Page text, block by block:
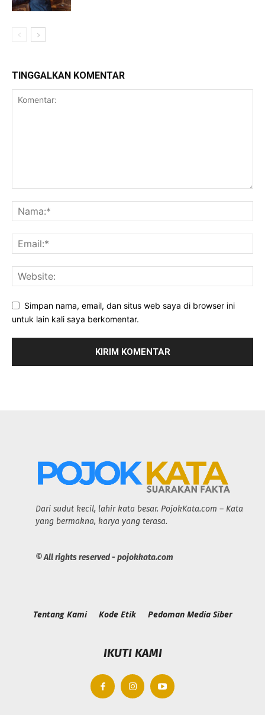
TINGGALKAN KOMENTAR
Simpan nama, email, dan situs web saya di browser ini
untuk lain kali saya berkomentar.
Dari sudut kecil, lahir kata besar. PojokKata.com – Kata
yang bermakna, karya yang terasa.
© All rights reserved - pojokkata.com
Tentang Kami Kode Etik Pedoman Media Siber
IKUTI KAMI